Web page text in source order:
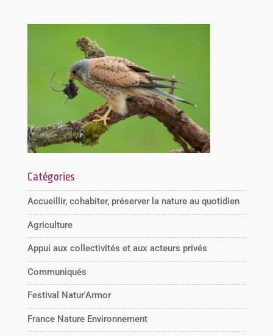
Catégories
Accueillir, cohabiter, préserver la nature au quotidien
Agriculture
Appui aux collectivités et aux acteurs privés
Communiqués
Festival Natur'Armor
France Nature Environnement